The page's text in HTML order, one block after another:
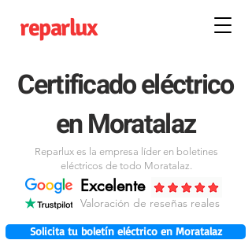
reparlux
Certificado eléctrico
en Moratalaz
Reparlux es la empresa líder en boletines
eléctricos de todo Moratalaz.
Valoración de reseñas reales
Excelente
Solicita tu boletín eléctrico en Moratalaz